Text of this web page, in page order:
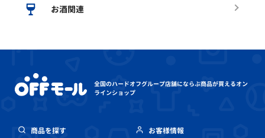
お酒関連
全国のハードオフグループ店舗にならぶ商品が買えるオン
ラインショップ
商品を探す お客様情報